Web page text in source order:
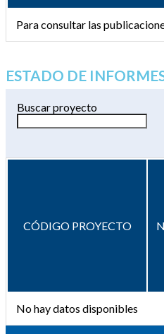
Para consultar las
ESTADO DE
Buscar proyecto
CÓDIGO PROYECTO
No hay datos disponibles